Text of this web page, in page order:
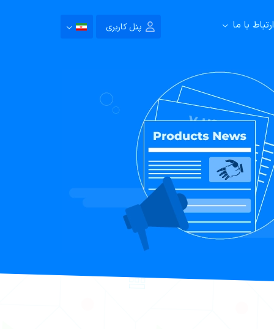
ارتباط با ما پنل کاربری